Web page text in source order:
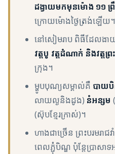
ដង្វាយមកមុនម៉ោង ១១ ព្
ក្រោយម៉ោងថ្ងៃត្រង់ឡើយ។
នៅសៀមរាប ពិធីដែលងាយ
វត្តបូ វត្តដំណាក់ និងវត្តព្រះ
ក្រុង។
ម្ហូបបុណ្យសម្គាល់គឺ បាយ
លាយល្ងនិងដូង) នំអន្សម
(ស៊ុបខ្មែរក្រាស់)។
ហាងជាច្រើន ព្រះបរមរាជ
ពេលភ្ជុំបិណ្ឌ ប៉ុន្តែប្រាសា